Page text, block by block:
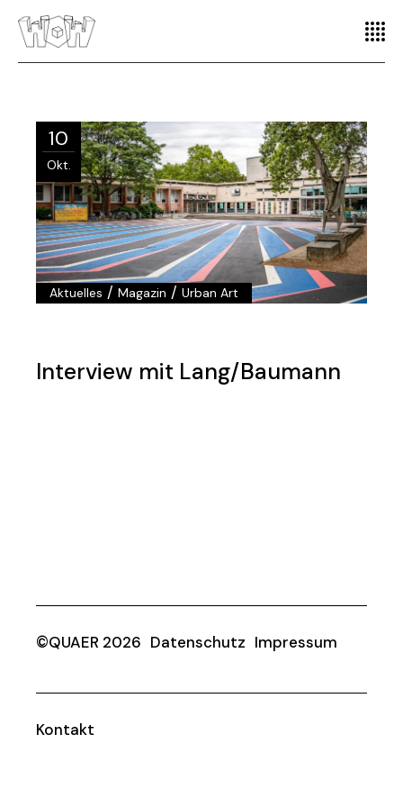
10
Okt.
Aktuelles /Magazin /Urban Art
Interview mit Lang/Baumann
©QUAER 2026 Datenschutz Impressum
Kontakt